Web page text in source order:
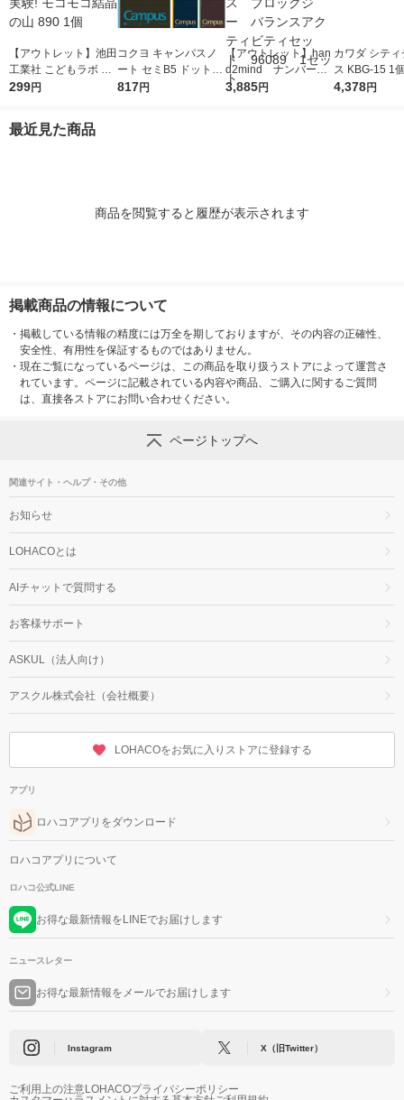
【アウトレット】池田
工業社 こどもラボ お
うちで実験! モコモコ
299円
コクヨ キャンパスノ
ート セミB5 ドット入
り罫線・カラー表紙 A
817円
【アウトレット】han
d2mind ナンバーブ
ロックス ブロックジ
3,885円
カワダ シテ
ス KBG-15 1
4,378円
最近見た商品
商品を閲覧すると履歴が表示されます
掲載商品の情報について
・ 掲載している情報の精度には万全を期しておりますが、その内容の正確性、
安全性、有用性を保証するものではありません。
・ 現在ご覧になっているページは、この商品を取り扱うストアによって運営さ
れています。ページに記載されている内容や商品、ご購入に関するご質問
は、直接各ストアにお問い合わせください。
ページトップへ
関連サイト・ヘルプ・その他
お知らせ
LOHACOとは
AIチャットで質問する
お客様サポート
ASKUL（法人向け）
アスクル株式会社（会社概要）
LOHACOをお気に入りストアに登録する
アプリ
ロハコアプリをダウンロード
ロハコアプリについて
ロハコ公式LINE
お得な最新情報をLINEでお届けします
ニュースレター
お得な最新情報をメールでお届けします
Instagram X（旧Twitter）
ご利用上の注意LOHACOプライバシーポリシー